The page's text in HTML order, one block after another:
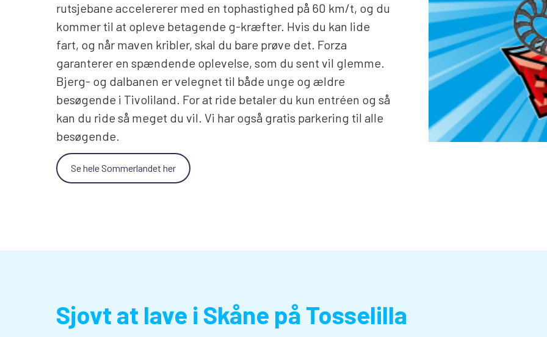
rutsjebane accelererer med en tophastighed på 60 km/t, og du
kommer til at opleve betagende g-kræfter. Hvis du kan lide
fart, og når maven kribler, skal du bare prøve det. Forza
garanterer en spændende oplevelse, som du sent vil glemme.
Bjerg- og dalbanen er velegnet til både unge og ældre
besøgende i Tivoliland. For at ride betaler du kun entréen og så
kan du ride så meget du vil. Vi har også gratis parkering til alle
besøgende.
Se hele Sommerlandet her
Sjovt at lave i Skåne på Tosselilla